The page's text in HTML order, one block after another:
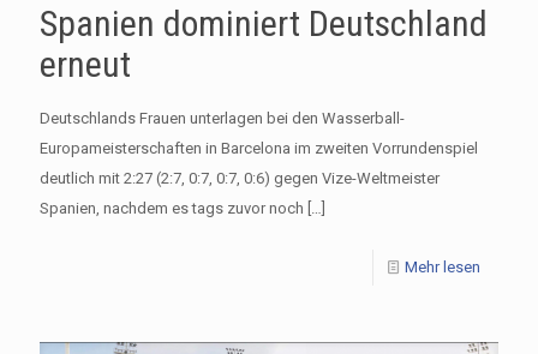
Spanien dominiert Deutschland
erneut
Deutschlands Frauen unterlagen bei den Wasserball-
Europameisterschaften in Barcelona im zweiten Vorrundenspiel
deutlich mit 2:27 (2:7, 0:7, 0:7, 0:6) gegen Vize-Weltmeister
Spanien, nachdem es tags zuvor noch […]
Mehr lesen